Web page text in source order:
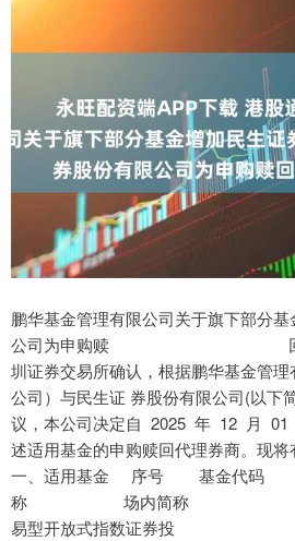
鹏华基金管理有限公司关于旗下部分
公司为申购赎 回代理
圳证券交易所确认，根据鹏华基金管
公司）与民生证 券股份有限公司(以下
议，本公司决定自 2025 年 12 月 01
述适用基金的申购赎回代理券商。现
一、适用基金 序号 基
称 场内简称 鹏华
易型开放式指数